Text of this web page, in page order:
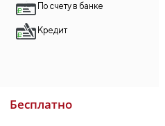
Бесплатно
По счету в банке
Кредит